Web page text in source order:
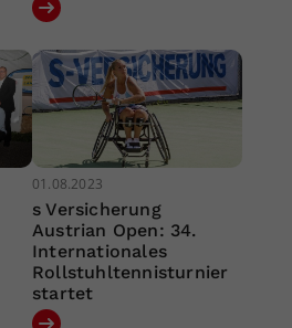
01.08.2023
s Versicherung
Austrian Open: 34.
Internationales
Rollstuhltennisturnier
startet